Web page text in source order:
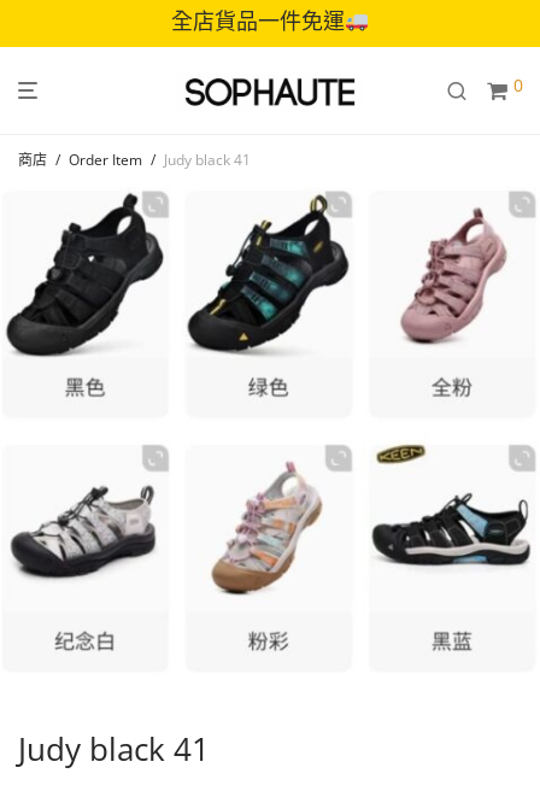
全店貨品一件免運
0
商店 / Order Item / Judy black 41
Judy black 41